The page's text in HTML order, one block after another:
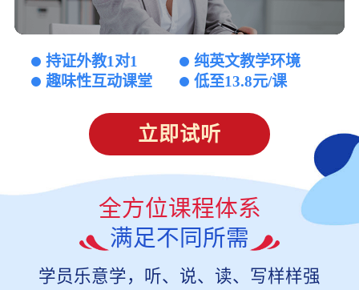
持证外教1对1
纯英文教学环境
趣味性互动课堂
低至13.8元/课
立即试听
全方位课程体系
满足不同所需
学员乐意学，听、说、读、写样样强